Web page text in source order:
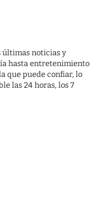
últimas noticias y
hasta entretenimiento
que puede confiar, lo
las 24 horas, los 7